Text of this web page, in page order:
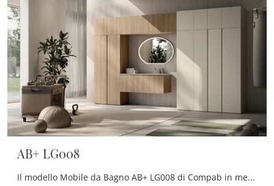
AB+ LG008
Il modello Mobile da Bagno AB+ LG008 di Compab in melaminico qui presentato impreziosisce il locale nel segno di creatività e design, con estrema ...